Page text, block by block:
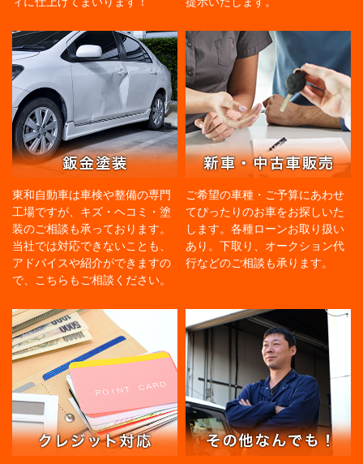
東和自動車は車検や整備の専門
工場ですが、キズ・ヘコミ・塗
装のご相談も承っております。
当社では対応できないことも、
アドバイスや紹介ができますの
で、こちらもご相談ください。
ご希望の車種・ご予算にあわせ
てぴったりのお車をお探しいた
します。各種ローンお取り扱い
あり。下取り、オークション代
行などのご相談も承ります。